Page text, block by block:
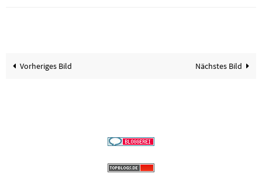
Vorheriges Bild Nächstes Bild